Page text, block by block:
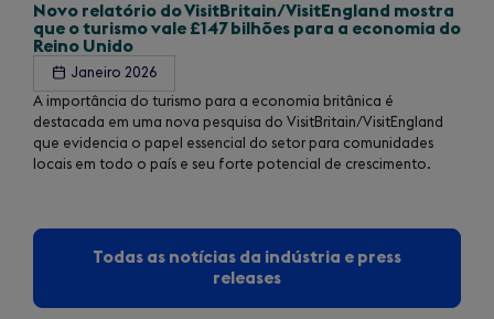
Novo relatório do VisitBritain/VisitEngland mostra
que o turismo vale £147 bilhões para a economia do
Reino Unido
Janeiro 2026
A importância do turismo para a economia britânica é
destacada em uma nova pesquisa do VisitBritain/VisitEngland
que evidencia o papel essencial do setor para comunidades
locais em todo o país e seu forte potencial de crescimento.
Todas as notícias da indústria e press
releases